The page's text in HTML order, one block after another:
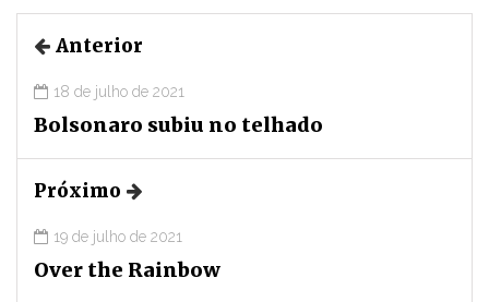
Anterior
18 de julho de 2021
Bolsonaro subiu no telhado
Próximo
19 de julho de 2021
Over the Rainbow